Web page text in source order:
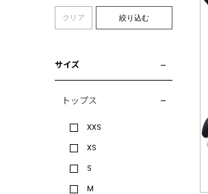
クリア 絞り込む
サイズ
トップス
XXS
XS
S
M